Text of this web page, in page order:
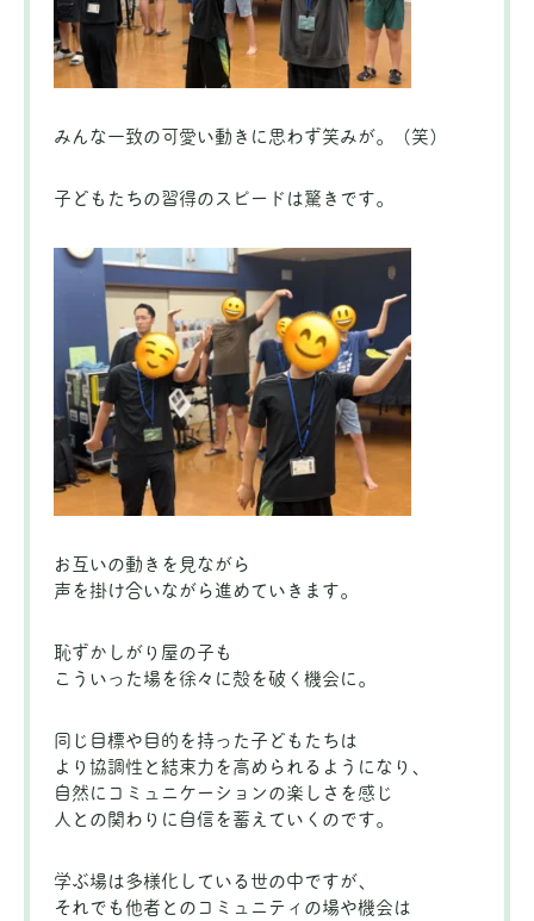
みんな一致の可愛い動きに思わず笑みが。（笑）
子どもたちの習得のスピードは驚きです。
お互いの動きを見ながら
声を掛け合いながら進めていきます。
恥ずかしがり屋の子も
こういった場を徐々に殻を破く機会に。
同じ目標や目的を持った子どもたちは
より協調性と結束力を高められるようになり、
自然にコミュニケーションの楽しさを感じ
人との関わりに自信を蓄えていくのです。
学ぶ場は多様化している世の中ですが、
それでも他者とのコミュニティの場や機会は